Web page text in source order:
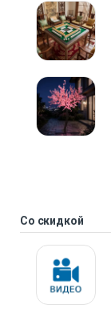
Со скидкой